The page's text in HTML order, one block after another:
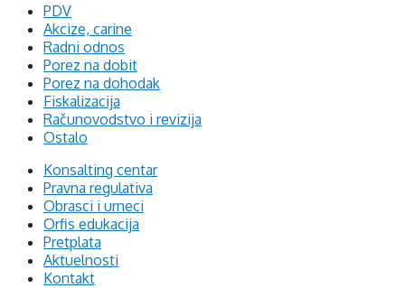
PDV
Akcize, carine
Radni odnos
Porez na dobit
Porez na dohodak
Fiskalizacija
Računovodstvo i revizija
Ostalo
Konsalting centar
Pravna regulativa
Obrasci i urneci
Orfis edukacija
Pretplata
Aktuelnosti
Kontakt